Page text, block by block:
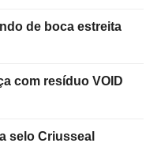
de boca estreita
com resíduo VOID
selo Criusseal